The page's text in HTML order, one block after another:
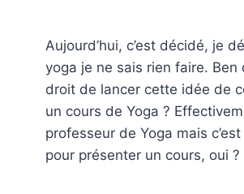
Aujourd’hui, c’est décidé, je
yoga je ne sais rien faire. Ben
droit de lancer cette idée de
un cours de Yoga ?
professeur de Yoga mais
pour présenter un cours, oui ?